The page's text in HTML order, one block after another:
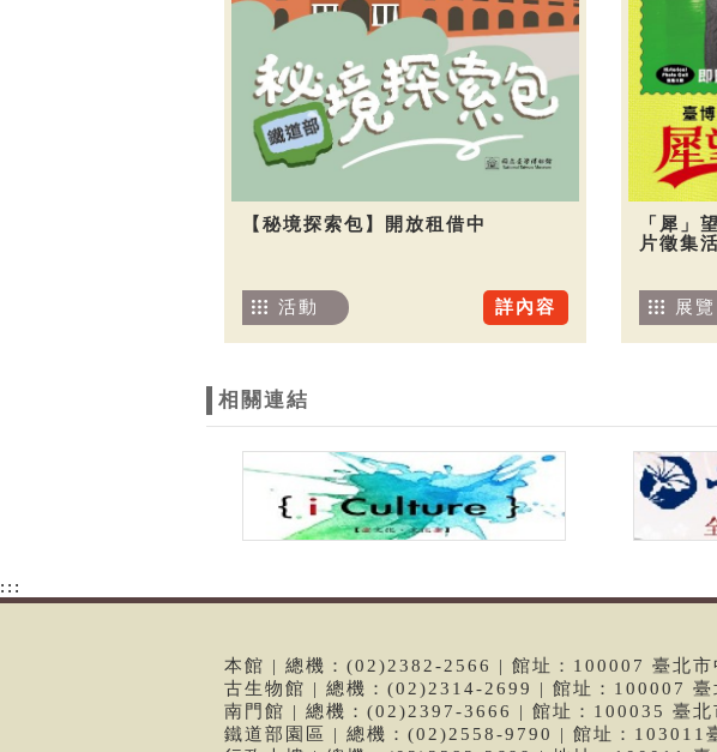
【秘境探索包】開放租借中
詳內容
活動
「犀」
片徵集
展覽
相關連結
:::
本館 | 總機：(02)2382-2566 | 館址：100007 臺北市
古生物館 | 總機：(02)2314-2699 | 館址：100007 臺
南門館 | 總機：(02)2397-3666 | 館址：100035 臺北
鐵道部園區 | 總機：(02)2558-9790 | 館址：103011